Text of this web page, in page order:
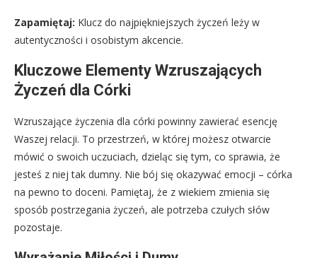
Zapamiętaj: Klucz do najpiękniejszych życzeń leży w
autentyczności i osobistym akcencie.
Kluczowe Elementy Wzruszających
Życzeń dla Córki
Wzruszające życzenia dla córki powinny zawierać esencję
Waszej relacji. To przestrzeń, w której możesz otwarcie
mówić o swoich uczuciach, dzieląc się tym, co sprawia, że
jesteś z niej tak dumny. Nie bój się okazywać emocji – córka
na pewno to doceni. Pamiętaj, że z wiekiem zmienia się
sposób postrzegania życzeń, ale potrzeba czułych słów
pozostaje.